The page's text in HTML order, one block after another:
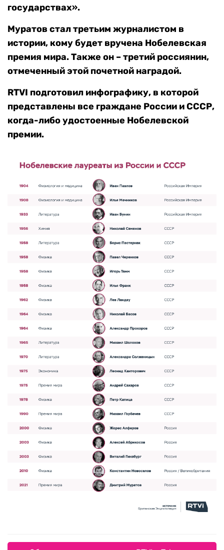
государствах».
Муратов стал третьим журналистом в
истории, кому будет вручена Нобелевская
премия мира. Также он – третий россиянин,
отмеченный этой почетной наградой.
RTVI подготовил инфографику, в которой
представлены все граждане России и СССР,
когда-либо удостоенные Нобелевской
премии.